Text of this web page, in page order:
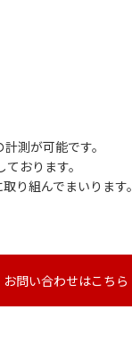
測が可能です。
おります。
り組んでまいります。
お問い合わせはこちら